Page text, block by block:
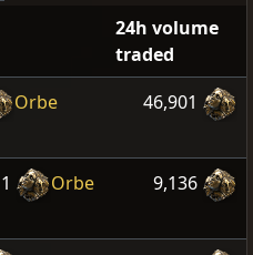
24h volume
traded
Orbe
46,901
1
Orbe
9,136